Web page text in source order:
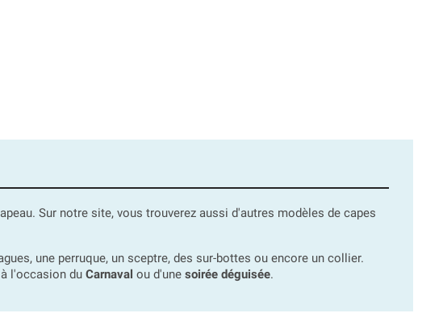
Sur notre site, vous trouverez aussi d'autres modèles de capes
une perruque, un sceptre, des sur-bottes ou encore un collier.
l'occasion du Carnaval ou d'une soirée déguisée.